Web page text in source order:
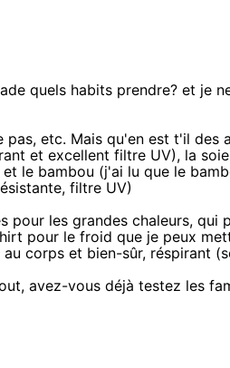
quels habits prendre? et je
pas, etc. Mais qu'en est t'il des
et excellent filtre UV), la
le bambou (j'ai lu que le
filtre UV)
pour les grandes chaleurs, qui
pour le froid que je peux
corps et bien-sûr, réspirant
avez-vous déjà testez les